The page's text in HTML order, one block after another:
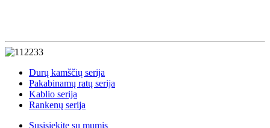
Durų kamščių serija
Pakabinamų ratų serija
Kablio serija
Rankenų serija
Susisiekite su mumis